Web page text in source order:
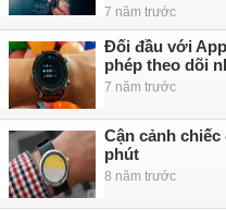
7 năm trước
Đối đầu với
phép theo dõi
7 năm trước
Cận cảnh
phút
8 năm trước